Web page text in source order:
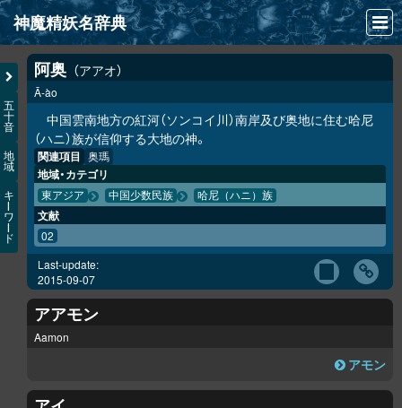
神魔精妖名辞典
NEWS
INFO
文献
検索
凖項目
画像資料便覧
LINK
五
十
音
地
域
キ
ワ
ド
阿奥 アアオ
Ā-ào
中国雲南地方の紅河（ソンコイ川）南岸及び奥地に住む哈尼
（ハニ）族が信仰する大地の神。
関連項目 奥瑪
地域・カテゴリ
東アジア 中国少数民族 哈尼（ハニ）族
文献
02
Last-update:
2015-09-07
アアモン
Aamon
アモン